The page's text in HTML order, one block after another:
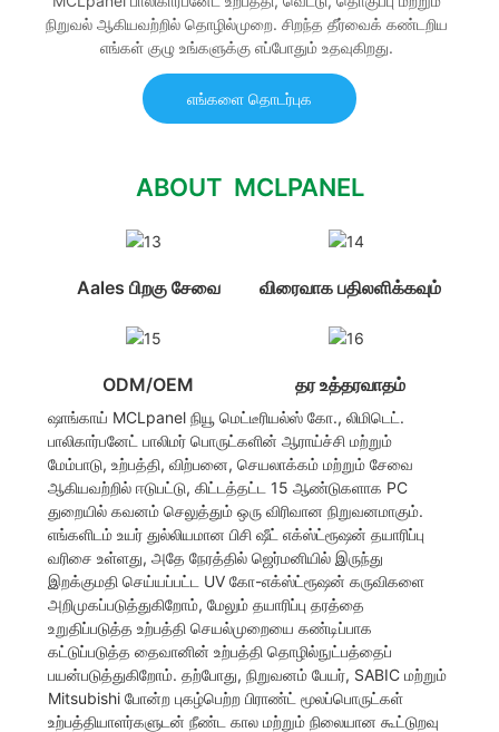
நிறுவல் ஆகியவற்றில் தொழில்முறை. சிறந்த தீர்வைக் கண்டறிய
எங்கள் குழு உங்களுக்கு எப்போதும் உதவுகிறது.
எங்களை தொடர்புக
ABOUT MCLPANEL
Aales பிறகு சேவை விரைவாக பதிலளிக்கவும்
ODM/OEM தர உத்தரவாதம்
ஷாங்காய் MCLpanel நியூ மெட்டீரியல்ஸ் கோ., லிமிடெட்.
பாலிகார்பனேட் பாலிமர் பொருட்களின் ஆராய்ச்சி மற்றும்
மேம்பாடு, உற்பத்தி, விற்பனை, செயலாக்கம் மற்றும் சேவை
ஆகியவற்றில் ஈடுபட்டு, கிட்டத்தட்ட 15 ஆண்டுகளாக PC
துறையில் கவனம் செலுத்தும் ஒரு விரிவான நிறுவனமாகும்.
எங்களிடம் உயர் துல்லியமான பிசி ஷீட் எக்ஸ்ட்ரூஷன் தயாரிப்பு
வரிசை உள்ளது, அதே நேரத்தில் ஜெர்மனியில் இருந்து
இறக்குமதி செய்யப்பட்ட UV கோ-எக்ஸ்ட்ரூஷன் கருவிகளை
அறிமுகப்படுத்துகிறோம், மேலும் தயாரிப்பு தரத்தை
உறுதிப்படுத்த உற்பத்தி செயல்முறையை கண்டிப்பாக
கட்டுப்படுத்த தைவானின் உற்பத்தி தொழில்நுட்பத்தைப்
பயன்படுத்துகிறோம். தற்போது, ​​நிறுவனம் பேயர், SABIC மற்றும்
Mitsubishi போன்ற புகழ்பெற்ற பிராண்ட் மூலப்பொருட்கள்
உற்பத்தியாளர்களுடன் நீண்ட கால மற்றும் நிலையான கூட்டுறவு